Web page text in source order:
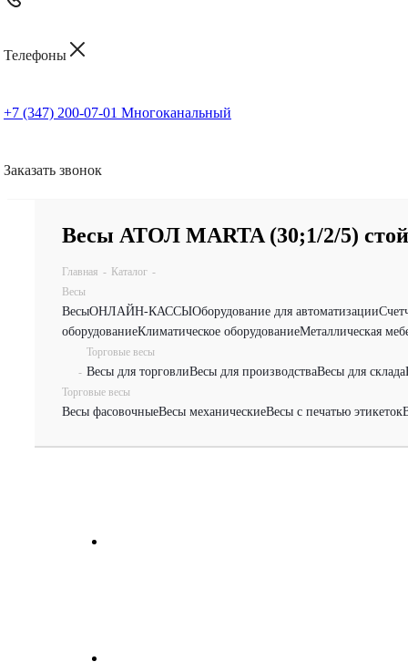
Телефоны
+7 (347) 200-07-01 Многоканальный
Заказать звонок
Весы АТОЛ MARTA (30;1/2/5)
Главная - Каталог -
Весы
ВесыОНЛАЙН-КАССЫОборудование для автоматизации
оборудованиеКлиматическое оборудованиеМеталлическая
-
Торговые весы
Весы для торговлиВесы для производстваВесы для склада
Торговые весы
Весы фасовочныеВесы механическиеВесы с печатью этикеток